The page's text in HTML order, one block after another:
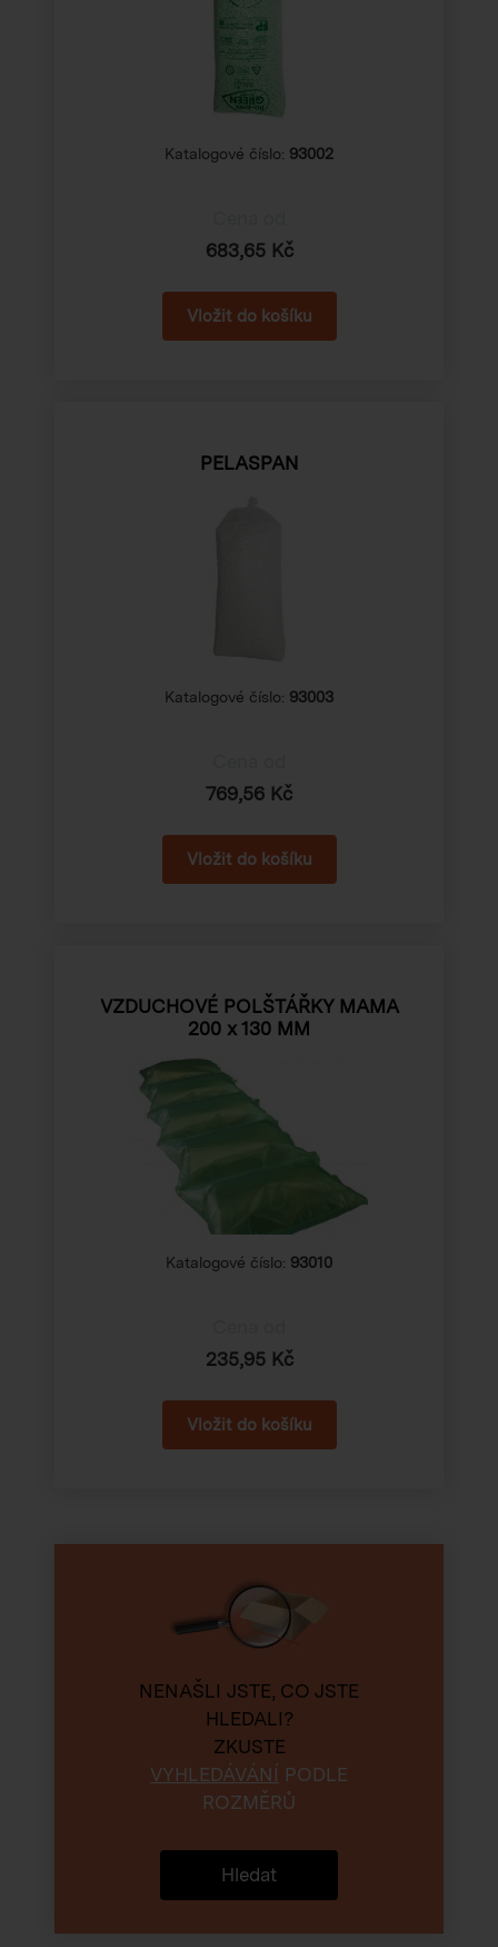
Katalogové číslo: 93002
683,65 Kč
PELASPAN
Katalogové číslo: 93003
769,56 Kč
VZDUCHOVÉ POLŠTÁŘKY MAMA
200 x 130 MM
Katalogové číslo: 93010
235,95 Kč
NENAŠLI JSTE, CO JSTE
HLEDALI?
ZKUSTE
VYHLEDÁVÁNÍ PODLE
ROZMĚRŮ
Hledat